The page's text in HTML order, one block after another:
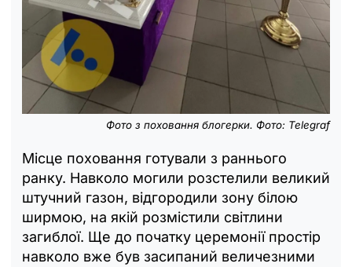
Фото з поховання блогерки. Фото: Telegraf
Місце поховання готували з раннього
ранку. Навколо могили розстелили великий
штучний газон, відгородили зону білою
ширмою, на якій розмістили світлини
загиблої. Ще до початку церемонії простір
навколо вже був засипаний величезними